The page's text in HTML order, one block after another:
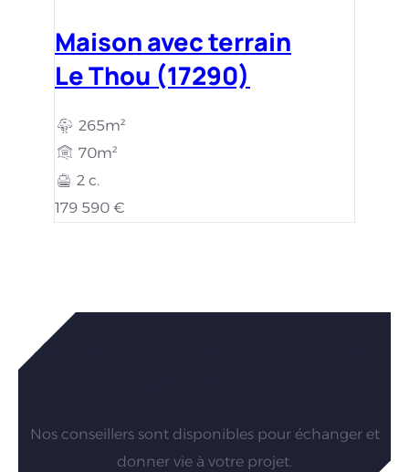
Maison avec terrain
Le Thou (17290)
265m²
70m²
2 c.
179 590 €
Vous êtes intéressés par nos
Nos conseillers sont disponibles pour échanger et
donner vie à votre projet.